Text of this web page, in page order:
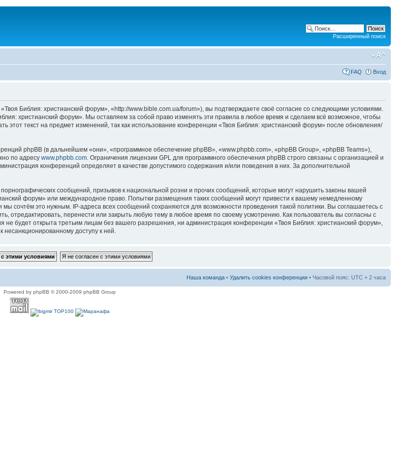
Расширенный поиск
FAQ Вход
Библия: христианский форум», «http://www.bible.com.ua/forum»), вы подтверждаете своё согласие со следующими условиями.
христианский форум». Мы оставляем за собой право изменять эти правила в любое время и сделаем всё возможное, чтобы
текст на предмет изменений, так как использование конференции «Твоя Библия: христианский форум» после обновления/
phpBB (в дальнейшем «они», «программное обеспечение phpBB», «www.phpbb.com», «phpBB Group», «phpBB Teams»),
по адресу www.phpbb.com . Ограничения лицензии GPL для программного обеспечения phpBB строго связаны с организацией и
конференций определяет в качестве допустимого содержания и/или поведения в них. За дополнительной
сообщений, призывов к национальной розни и прочих сообщений, которые могут нарушить законы вашей
форум» или международное право. Попытки размещения таких сообщений могут привести к вашему немедленному
сочтём это нужным. IP-адреса всех сообщений сохраняются для возможности проведения такой политики. Вы соглашаетесь с
отредактировать, перенести или закрыть любую тему в любое время по своему усмотрению. Как пользователь вы согласны с
будет открыта третьим лицам без вашего разрешения, ни администрация конференции «Твоя Библия: христианский форум»,
доступу к ней.
Наша команда • Удалить cookies конференции • Часовой пояс: UTC + 2 часа
Powered by phpBB © 2000-2009 phpBB Group